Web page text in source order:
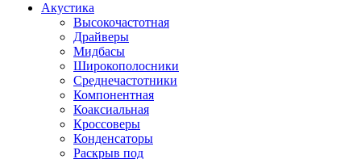
Акустика
Высокочастотная
Драйверы
Мидбасы
Широкополосники
Среднечастотники
Компонентная
Коаксиальная
Кроссоверы
Конденсаторы
Раскрыв под